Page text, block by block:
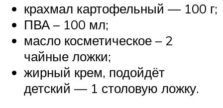
крахмал картофельный — 100 г;
ПВА – 100 мл;
масло косметическое – 2
чайные ложки;
жирный крем, подойдёт
детский — 1 столовую ложку.